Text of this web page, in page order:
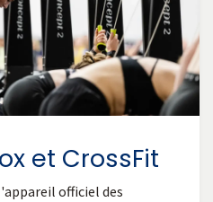
et CrossFit
officiel des